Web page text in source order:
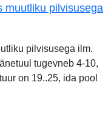
muutliku pilvisusega
pilvisusega ilm.
tugevneb 4-10,
on 19..25, ida pool